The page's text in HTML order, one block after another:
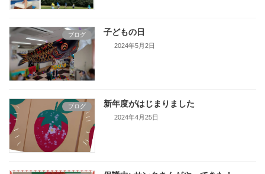
ブログ 子どもの日
2024年5月2日
ブログ 新年度がはじまりました
2024年4月25日